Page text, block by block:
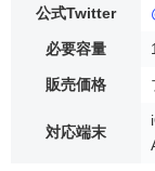
公式Twitter
必要容量
販売価格
対応端末